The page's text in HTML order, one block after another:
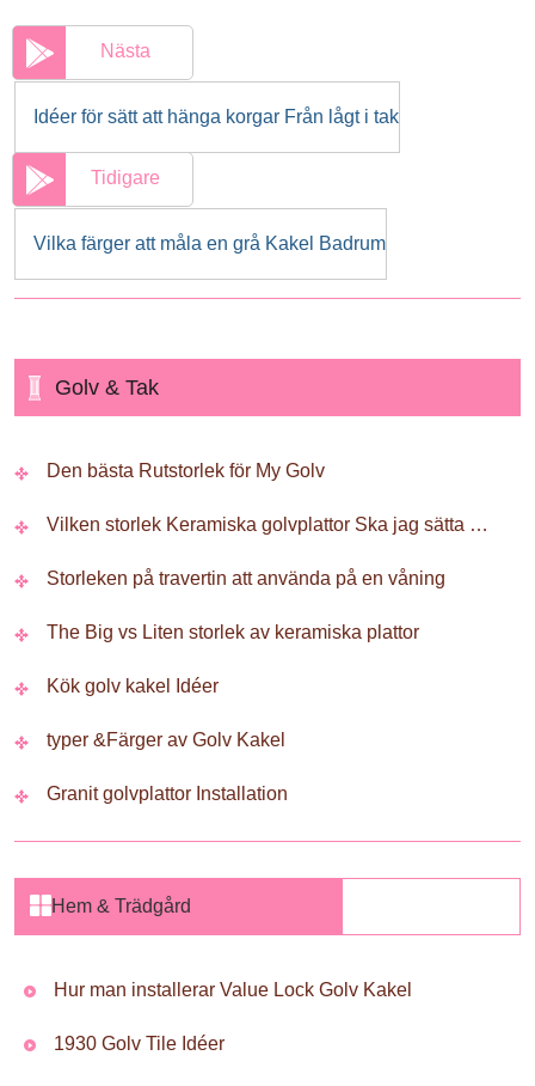
Nästa
Idéer för sätt att hänga korgar Från lågt i tak
Tidigare
Vilka färger att måla en grå Kakel Badrum
Golv & Tak
Den bästa Rutstorlek för My Golv
Vilken storlek Keramiska golvplattor Ska jag sätta i ett litet badrum ?
Storleken på travertin att använda på en våning
The Big vs Liten storlek av keramiska plattor
Kök golv kakel Idéer
typer &Färger av Golv Kakel
Granit golvplattor Installation
Hem & Trädgård
Hur man installerar Value Lock Golv Kakel
1930 Golv Tile Idéer